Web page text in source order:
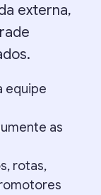
externa,
equipe
as
rotas,